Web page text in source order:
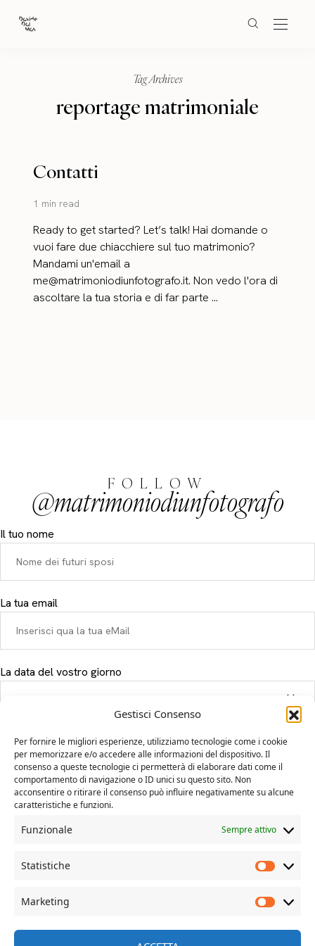
Gestisci Consenso
Per fornire le migliori esperienze, utilizziamo tecnologie come i cookie
per memorizzare e/o accedere alle informazioni del dispositivo. Il
consenso a queste tecnologie ci permetterà di elaborare dati come il
comportamento di navigazione o ID unici su questo sito. Non
acconsentire o ritirare il consenso può influire negativamente su alcune
caratteristiche e funzioni.
Funzionale Sempre attivo
Statistiche
Marketing
Tag Archives
reportage matrimoniale
Contatti
1 min read
Ready to get started? Let’s talk! Hai domande o
vuoi fare due chiacchiere sul tuo matrimonio?
Mandami un'email a
me@matrimoniodiunfotografo.it. Non vedo l'ora di
ascoltare la tua storia e di far parte ...
FOLLOW
@matrimoniodiunfotografo
Il tuo nome
La tua email
La data del vostro giorno
Il tuo messaggio